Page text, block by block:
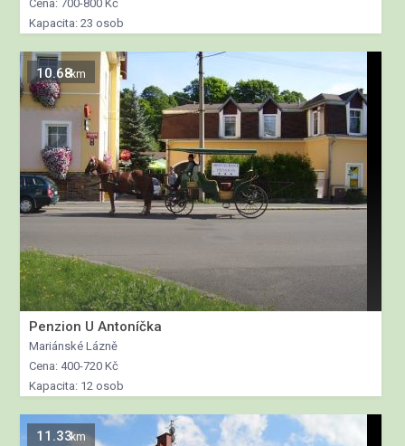
Cena: 700-800 Kč
Kapacita: 23 osob
10.68km
Penzion U Antoníčka
Mariánské Lázně
Cena: 400-720 Kč
Kapacita: 12 osob
11.33km